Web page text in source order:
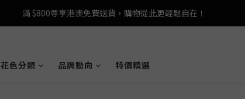
登記成為 LeSportsac網店會員，即享 HK$50 購物金禮遇！
滿 $800尊享港澳免費送貨，購物從此更輕鬆自在！
花色分類 品牌動向 特價精選